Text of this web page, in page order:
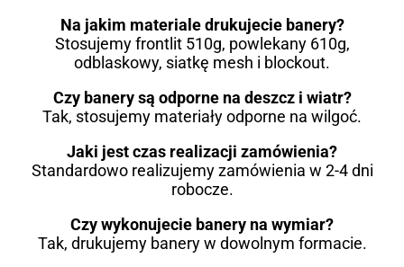
Na jakim materiale drukujecie banery?
Stosujemy frontlit 510g, powlekany 610g,
odblaskowy, siatkę mesh i blockout.
Czy banery są odporne na deszcz i wiatr?
Tak, stosujemy materiały odporne na wilgoć.
Jaki jest czas realizacji zamówienia?
Standardowo realizujemy zamówienia w 2-4 dni
robocze.
Czy wykonujecie banery na wymiar?
Tak, drukujemy banery w dowolnym formacie.